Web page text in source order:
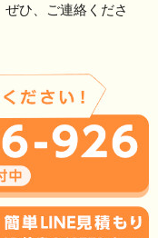
ひ、ご連絡くださ